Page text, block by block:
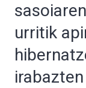
urritik